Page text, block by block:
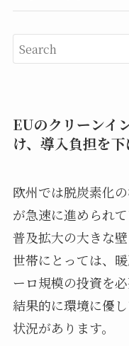
EUのクリーンイ
け、導入負担を
欧州では脱炭素化
が急速に進められ
普及拡大の大きな
世帯にとっては、
ーロ規模の投資を
結果的に環境に優
状況があります。